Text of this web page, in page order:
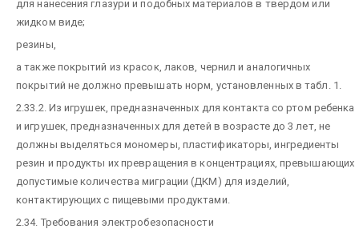
для нанесения глазури и подобных материалов в твердом или
жидком виде;
резины,
а также покрытий из красок, лаков, чернил и аналогичных
покрытий не должно превышать норм, установленных в табл. 1.
2.33.2. Из игрушек, предназначенных для контакта со ртом ребенка
и игрушек, предназначенных для детей в возрасте до 3 лет, не
должны выделяться мономеры, пластификаторы, ингредиенты
резин и продукты их превращения в концентрациях, превышающих
допустимые количества миграции (ДКМ) для изделий,
контактирующих с пищевыми продуктами.
2.34. Требования электробезопасности